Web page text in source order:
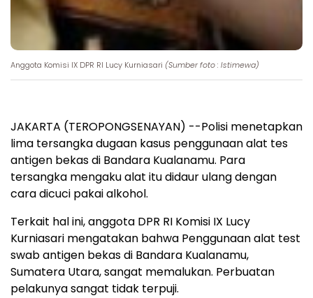
Anggota Komisi IX DPR RI Lucy Kurniasari (Sumber foto : Istimewa)
JAKARTA (TEROPONGSENAYAN) --Polisi menetapkan
lima tersangka dugaan kasus penggunaan alat tes
antigen bekas di Bandara Kualanamu. Para
tersangka mengaku alat itu didaur ulang dengan
cara dicuci pakai alkohol.
Terkait hal ini, anggota DPR RI Komisi IX Lucy
Kurniasari mengatakan bahwa Penggunaan alat test
swab antigen bekas di Bandara Kualanamu,
Sumatera Utara, sangat memalukan. Perbuatan
pelakunya sangat tidak terpuji.